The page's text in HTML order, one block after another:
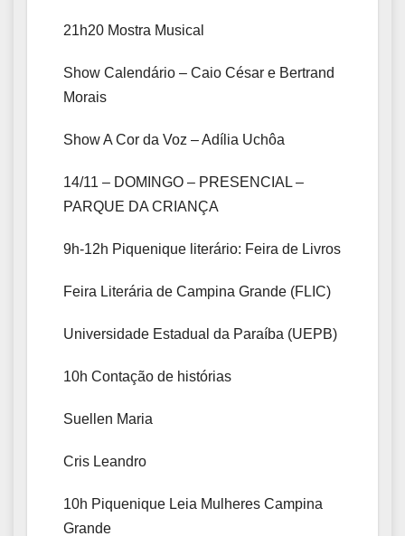
21h20 Mostra Musical
Show Calendário – Caio César e Bertrand
Morais
Show A Cor da Voz – Adília Uchôa
14/11 – DOMINGO – PRESENCIAL –
PARQUE DA CRIANÇA
9h-12h Piquenique literário: Feira de Livros
Feira Literária de Campina Grande (FLIC)
Universidade Estadual da Paraíba (UEPB)
10h Contação de histórias
Suellen Maria
Cris Leandro
10h Piquenique Leia Mulheres Campina
Grande